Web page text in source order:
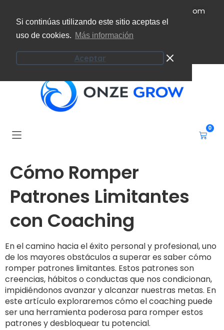
Si continúas utilizando este sitio aceptas el
uso de cookies. Más información
Aceptar
info@onzeecoaching.com
Campus virtual Mi cuenta
0
Cómo Romper
Patrones Limitantes
con Coaching
En el camino hacia el éxito personal y profesional, uno
de los mayores obstáculos a superar es saber cómo
romper patrones limitantes. Estos patrones son
creencias, hábitos o conductas que nos condicionan,
impidiéndonos avanzar y alcanzar nuestras metas. En
este artículo exploraremos cómo el coaching puede
ser una herramienta poderosa para romper estos
patrones y desbloquear tu potencial.